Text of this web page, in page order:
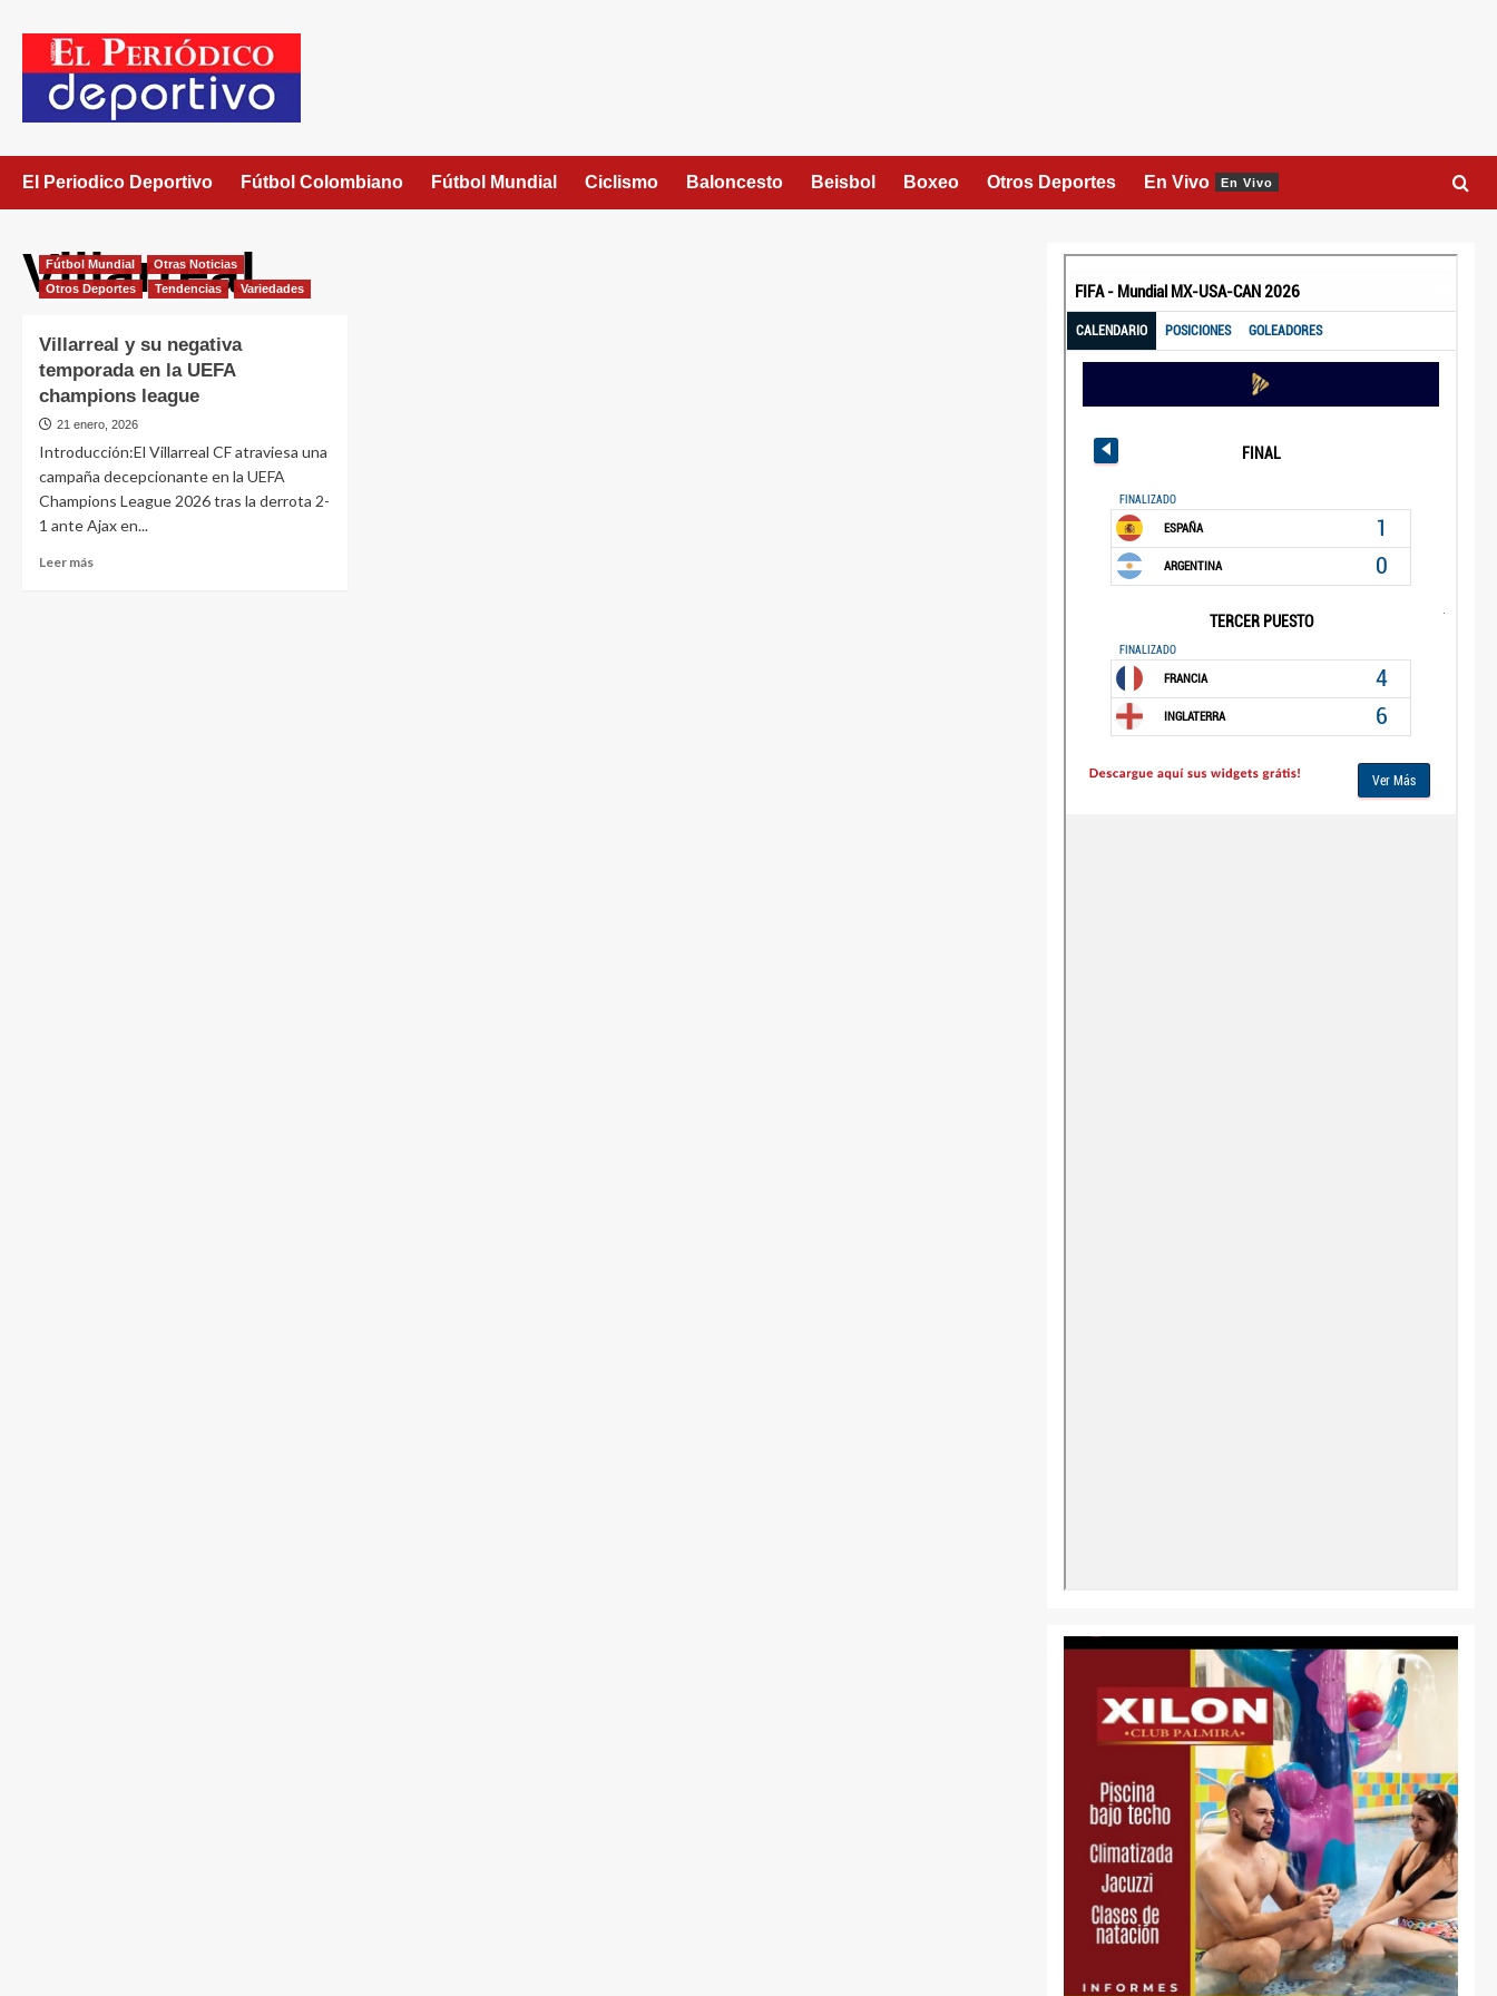
El Periodico Deportivo Fútbol Colombiano Fútbol Mundial Ciclismo Baloncesto Beisbol Boxeo Otros Deportes En Vivo En Vivo
Villarreal
Fútbol Mundial
Otras Noticias
Otros Deportes
Tendencias Variedades
Villarreal y su negativa
temporada en la UEFA
champions league
21 enero, 2026
Introducción:El Villarreal CF atraviesa una
campaña decepcionante en la UEFA
Champions League 2026 tras la derrota 2-
1 ante Ajax en...
Leer más